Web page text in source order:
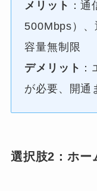
メリット ：
500Mbps）、
容量無制限
デメリット
が必要、開通
選択肢2：ホー